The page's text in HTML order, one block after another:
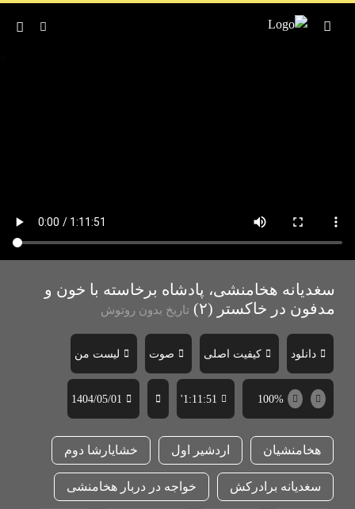
سغدیانه هخامنشی، پادشاه برخاسته با خون و
مدفون در خاکستر (۲)
تاریخ بدون روتوش
دانلود کیفیت اصلی صوت لیست من
100%
1:11:51'
1404/05/01
هخامنشیان اردشیر اول خشایارشا دوم
سغدیانه برادرکش خواجه در دربار هخامنشی